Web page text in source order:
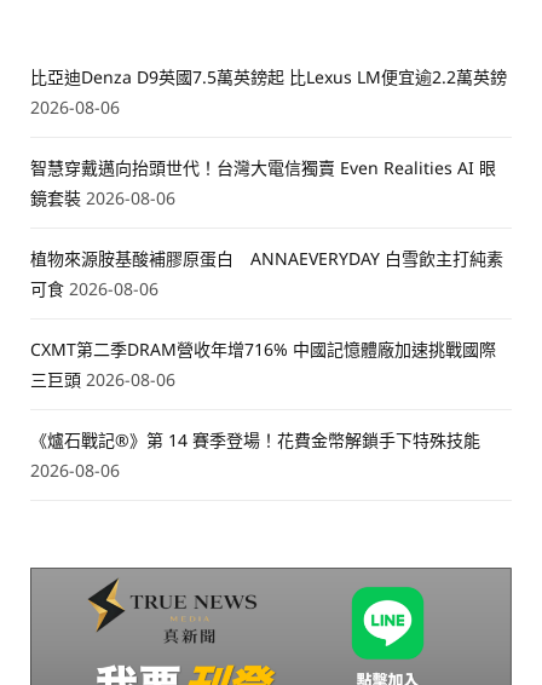
比亞迪Denza D9英國7.5萬英鎊起 比Lexus LM便宜逾2.2萬英鎊
2026-08-06
智慧穿戴邁向抬頭世代！台灣大電信獨賣 Even Realities AI 眼
鏡套裝 2026-08-06
植物來源胺基酸補膠原蛋白 ANNAEVERYDAY 白雪飲主打純素
可食 2026-08-06
CXMT第二季DRAM營收年增716% 中國記憶體廠加速挑戰國際
三巨頭 2026-08-06
《爐石戰記®》第 14 賽季登場！花費金幣解鎖手下特殊技能
2026-08-06